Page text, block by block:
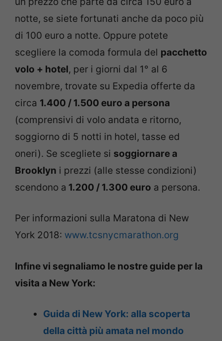
notte, se siete fortunati anche da poco più
di 100 euro a notte. Oppure potete
scegliere la comoda formula del pacchetto
volo + hotel, per i giorni dal 1° al 6
novembre, trovate su Expedia offerte da
circa 1.400 / 1.500 euro a persona
(comprensivi di volo andata e ritorno,
soggiorno di 5 notti in hotel, tasse ed
oneri). Se scegliete si soggiornare a
Brooklyn i prezzi (alle stesse condizioni)
scendono a 1.200 / 1.300 euro a persona.
Per informazioni sulla Maratona di New
York 2018: www.tcsnycmarathon.org
Infine vi segnaliamo le nostre guide per la
visita a New York:
Guida di New York: alla scoperta
della città più amata nel mondo